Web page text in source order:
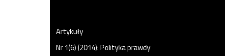
Artykuły
Nr 1(6) (2014): Polityka prawdy